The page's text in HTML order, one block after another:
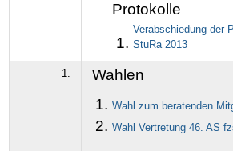
Protokolle
Verabschiedung der
StuRa 2013
1. Wahlen
Wahl zum beratenden
Wahl Vertretung 46. AS